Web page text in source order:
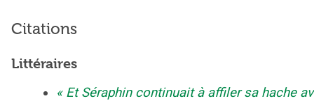
Citations
Littéraires
Et Séraphin continuait à affiler sa hache